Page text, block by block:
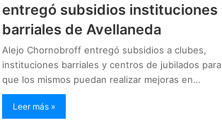
entregó subsidios instituciones
barriales de Avellaneda
Alejo Chornobroff entregó subsidios a clubes,
instituciones barriales y centros de jubilados para
que los mismos puedan realizar mejoras en…
Leer más »